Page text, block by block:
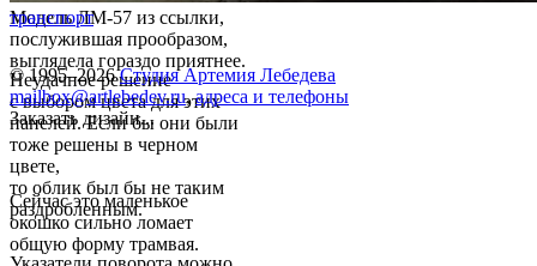
Модель ЛМ-57 из ссылки,
послужившая прообразом,
выглядела гораздо приятнее.
Неудачное решение
с выбором цвета для этих
панелей. Если бы они были
тоже решены в черном
цвете,
то облик был бы не таким
раздробленным.
Сейчас это маленькое
окошко сильно ломает
общую форму трамвая.
транспорт
© 1995–2026 Студия Артемия Лебедева
mailbox@artlebedev.ru, адреса и телефоны
Заказать дизайн...